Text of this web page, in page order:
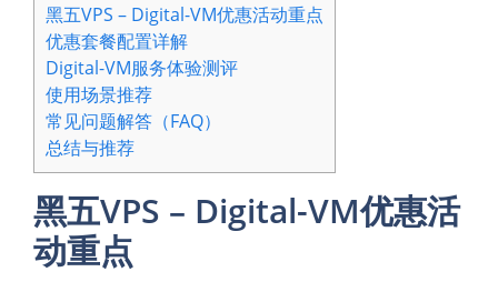
黑五VPS – Digital-VM优惠活动重点
优惠套餐配置详解
Digital-VM服务体验测评
使用场景推荐
常见问题解答（FAQ）
总结与推荐
黑五VPS – Digital-VM优惠活
动重点